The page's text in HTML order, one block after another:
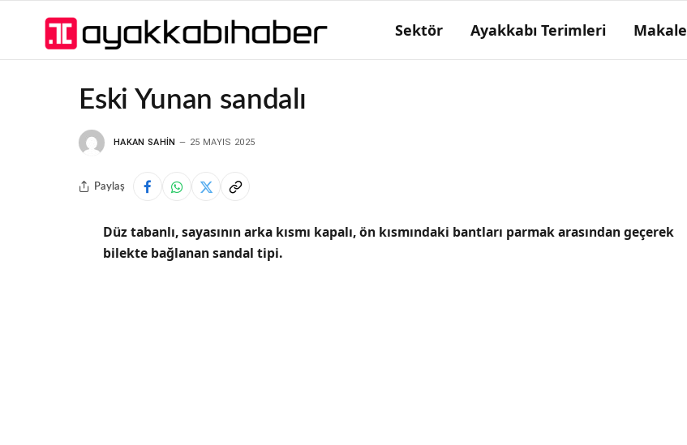
Sektör Ayakkabı Terimleri Makale
Eski Yunan sandalı
HAKAN SAHIN 25 MAYIS 2025
Paylaş
Düz tabanlı, sayasının arka kısmı kapalı, ön kısmındaki bantları parmak arasından geçerek
bilekte bağlanan sandal tipi.